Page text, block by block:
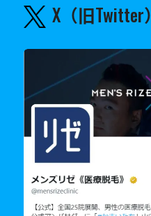
X（旧Twitter）